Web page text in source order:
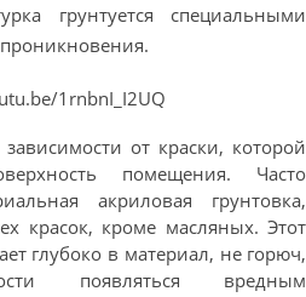
грунтуется специальными
1rnbnI_I2UQ
от краски, которой
помещения. Часто
акриловая грунтовка,
красок, кроме масляных. Этот
глубоко в материал, не горюч,
появляться вредным